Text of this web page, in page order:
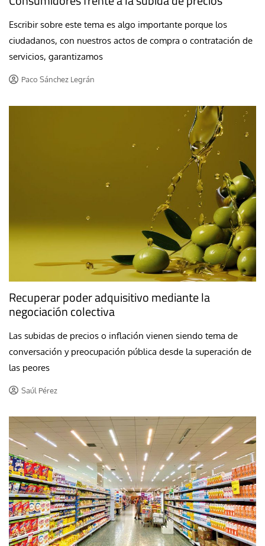
Escribir sobre este tema es algo importante porque los
ciudadanos, con nuestros actos de compra o contratación de
servicios, garantizamos
Paco Sánchez Legrán
Recuperar poder adquisitivo mediante la
negociación colectiva
Las subidas de precios o inflación vienen siendo tema de
conversación y preocupación pública desde la superación de
las peores
Saúl Pérez